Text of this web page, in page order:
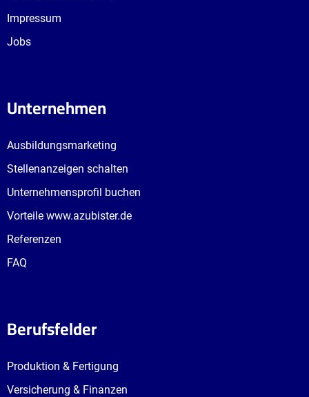
Impressum
Jobs
Unternehmen
Ausbildungsmarketing
Stellenanzeigen schalten
Unternehmensprofil buchen
Vorteile www.azubister.de
Referenzen
FAQ
Berufsfelder
Produktion & Fertigung
Versicherung & Finanzen